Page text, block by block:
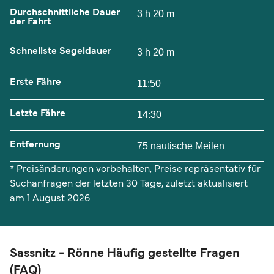
Durchschnittliche Dauer
der Fahrt
3 h 20 m
Schnellste Segeldauer 3 h 20 m
Erste Fähre 11:50
Letzte Fähre 14:30
Entfernung 75 nautische Meilen
* Preisänderungen vorbehalten, Preise repräsentativ für
Suchanfragen der letzten 30 Tage, zuletzt aktualisiert
am 1 August 2026.
Sassnitz - Rönne Häufig gestellte Fragen
(FAQ)